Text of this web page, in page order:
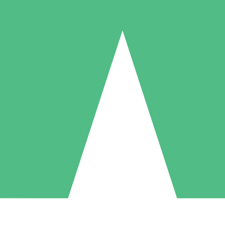
Packs de Crédits Individuels
à l'utilisation avec des crédits de téléchargement. Sans engagement
5 Téléchargements
US$